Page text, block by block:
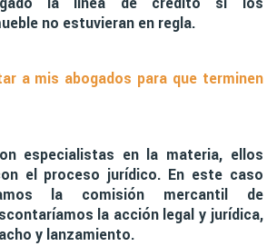
no estuvieran en regla.
a mis abogados para que terminen
especialistas en la materia, ellos
el proceso jurídico. En este caso
la comisión mercantil de
la acción legal y jurídica,
y lanzamiento.